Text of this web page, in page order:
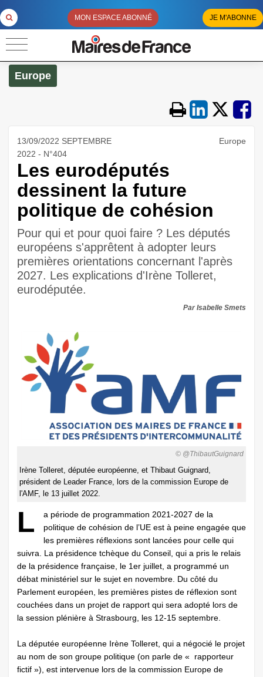
MON ESPACE ABONNÉ JE M'ABONNE
Europe
13/09/2022 SEPTEMBRE
2022 - N°404
Europe
Les eurodéputés
dessinent la future
politique de cohésion
Pour qui et pour quoi faire ? Les députés
européens s'apprêtent à adopter leurs
premières orientations concernant l'après
2027. Les explications d'Irène Tolleret,
eurodéputée.
Par Isabelle Smets
© @ThibautGuignard
Irène Tolleret, députée européenne, et Thibaut Guignard,
président de Leader France, lors de la commission Europe de
l'AMF, le 13 juillet 2022.
L
a période de programmation 2021-2027 de la
politique de cohésion de l’UE est à peine engagée que
les premières réflexions sont lancées pour celle qui
suivra. La présidence tchèque du Conseil, qui a pris le relais
de la présidence française, le 1er juillet, a programmé un
débat ministériel sur le sujet en novembre. Du côté du
Parlement européen, les premières pistes de réflexion sont
couchées dans un projet de rapport qui sera adopté lors de
la session plénière à Strasbourg, les 12-15 septembre.
La députée européenne Irène Tolleret, qui a négocié le projet
au nom de son groupe politique (on parle de « rapporteur
fictif »), est intervenue lors de la commission Europe de